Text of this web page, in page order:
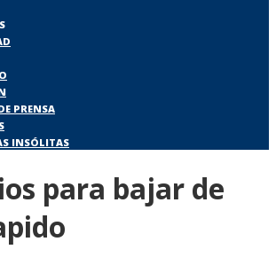
PRENSA
INSÓLITAS
para bajar de